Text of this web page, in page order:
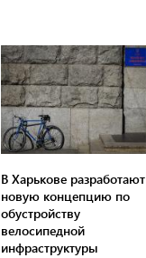
В Харькове разработают
новую концепцию по
обустройству
велосипедной
инфраструктуры